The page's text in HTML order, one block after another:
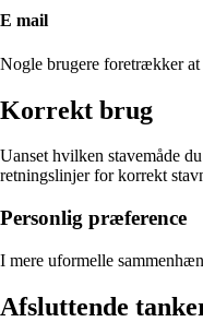
E mail
Nogle brugere foretrækker at
Korrekt brug
Uanset hvilken stavemåde
retningslinjer for korrekt
Personlig præference
I mere uformelle
Afsluttende